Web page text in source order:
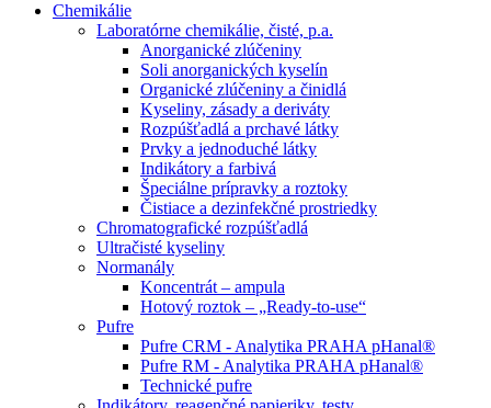
Chemikálie
Laboratórne chemikálie, čisté, p.a.
Anorganické zlúčeniny
Soli anorganických kyselín
Organické zlúčeniny a činidlá
Kyseliny, zásady a deriváty
Rozpúšťadlá a prchavé látky
Prvky a jednoduché látky
Indikátory a farbivá
Špeciálne prípravky a roztoky
Čistiace a dezinfekčné prostriedky
Chromatografické rozpúšťadlá
Ultračisté kyseliny
Normanály
Koncentrát – ampula
Hotový roztok – „Ready-to-use“
Pufre
Pufre CRM - Analytika PRAHA pHanal®
Pufre RM - Analytika PRAHA pHanal®
Technické pufre